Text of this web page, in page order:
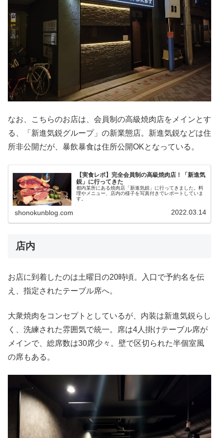
なお、こちらのお店は、会員制の高級焼肉店をメインとす
る、「新進気鋭グループ」の新業態店。新進気鋭などは住
所非公開だが、暴飲暴食は住所公開OKとなっている。
【実食レポ】完全会員制の高級焼肉店！「新進気
鋭」に行ってきた
都内某所にある焼肉店「新進気鋭」に行ってきました。料
理やメニュー、店内の様子を写真付きでレポートしていま
す。
shonokunblog.com 2022.03.14
店内
お店に到着したのは土曜日の20時頃。入口で予約名を伝
え、指定されたテーブル席へ。
大衆焼肉をコンセプトとしているが、内装は新進気鋭らし
く、洗練された雰囲気で統一。席は4人掛けテーブル席が
メインで、総席数は30席少々。壁で区切られた半個室風
の席もある。